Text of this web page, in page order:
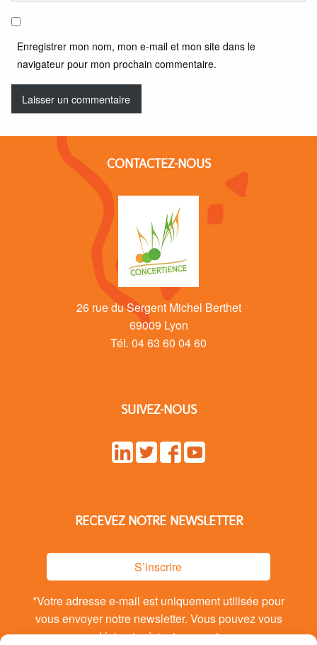
Enregistrer mon nom, mon e-mail et mon site dans le
navigateur pour mon prochain commentaire.
CONTACTEZ-NOUS
26 rue du Sergent Michel Berthet
69009 Lyon
Tél. 04 63 60 04 60
SUIVEZ-NOUS
RECEVEZ NOTRE NEWSLETTER
S’inscrire
*Votre adresse e-mail est uniquement utilisée pour
vous envoyer notre newsletter. Vous pouvez vous
désinsrire à tout moment.